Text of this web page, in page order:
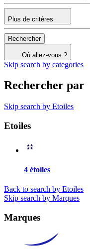
Plus de critères
Rechercher
Où allez-vous ?
Skip search by categories
Rechercher par
Skip search by Etoiles
Etoiles
4 étoiles
Back to search by Etoiles
Skip search by Marques
Marques